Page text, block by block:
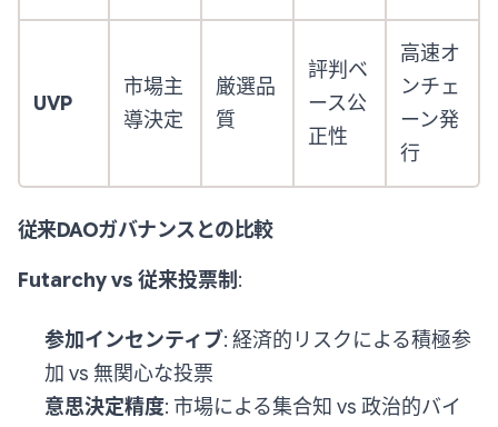
UVP
市場主
導決定
厳選品
質
評判ベ
ース公
正性
高速オ
ンチェ
ーン発
行
従来DAOガバナンスとの比較
Futarchy vs 従来投票制:
参加インセンティブ: 経済的リスクによる積極参
加 vs 無関心な投票
意思決定精度: 市場による集合知 vs 政治的バイ